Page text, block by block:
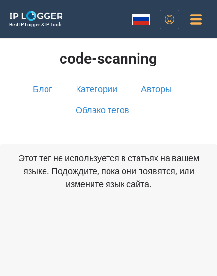
Best IP Logger & IP Tools
code-scanning
Блог Категории Авторы
Облако тегов